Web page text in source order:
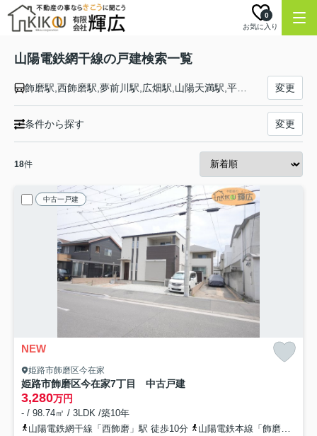
お気に入り
0
山陽電鉄網干線の戸建検索一覧
変更
条件から探す 変更
18件
中古一戸建
NEW
姫路市飾磨区今在家
姫路市飾磨区今在家7丁目 中古戸建
3,280万円
- / 98.74㎡ / 3LDK /築10年
山陽電鉄網干線「西飾磨」駅 徒歩10分
山陽電鉄本線「飾磨」駅 徒歩27分